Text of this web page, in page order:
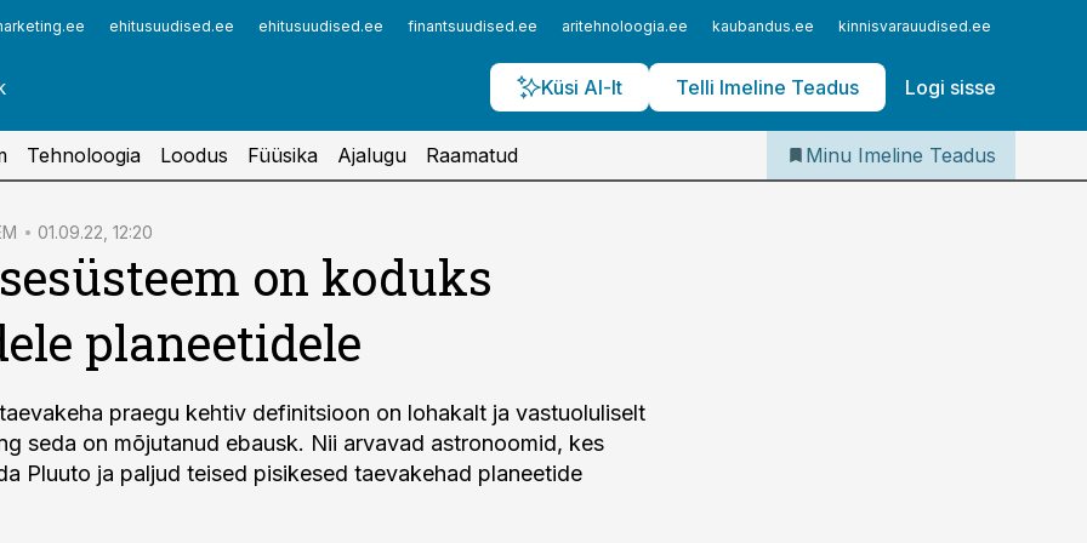
ehitusuudised.ee ehitusuudised.ee finantsuudised.ee aritehnoloogia.ee kaubandus.ee kinnisvarauudised.ee
Küsi AI-lt Telli Imeline Teadus Logi sisse
Iseteenindus
Telli Imeline Teadus
Tehnoloogia Loodus Füüsika Ajalugu Raamatud Minu Imeline Teadus
01.09.22, 12:20
on koduks
planeetidele
praegu kehtiv definitsioon on lohakalt ja vastuoluliselt
seda on mõjutanud ebausk. Nii arvavad astronoomid, kes
Pluuto ja paljud teised pisikesed taevakehad planeetide